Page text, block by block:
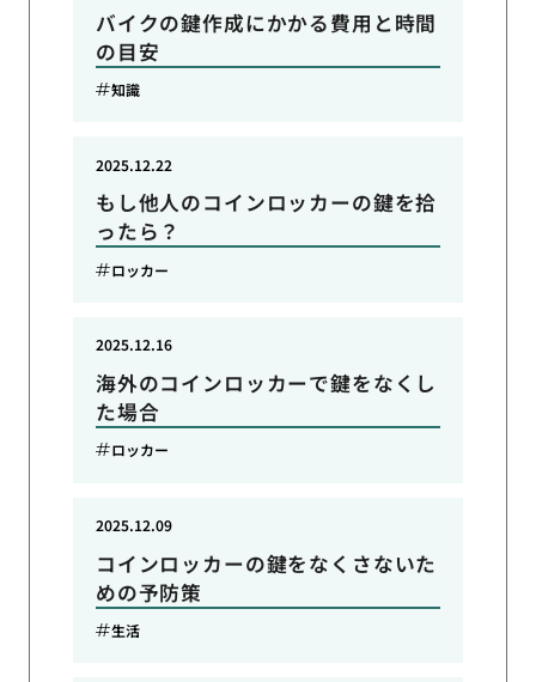
バイクの鍵作成にかかる費用と時間
の目安
知識
もし他人のコインロッカーの鍵を拾
ったら？
2025.12.22
ロッカー
海外のコインロッカーで鍵をなくし
た場合
2025.12.16
ロッカー
コインロッカーの鍵をなくさないた
めの予防策
2025.12.09
生活